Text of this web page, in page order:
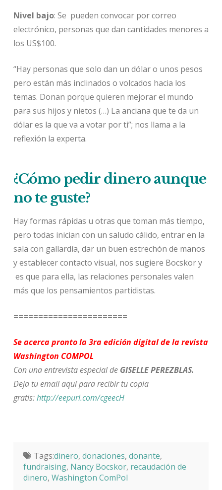
Nivel bajo: Se pueden convocar por correo
electrónico, personas que dan cantidades menores a
los US$100.
“Hay personas que solo dan un dólar o unos pesos
pero están más inclinados o volcados hacia los
temas. Donan porque quieren mejorar el mundo
para sus hijos y nietos (…) La anciana que te da un
dólar es la que va a votar por ti”; nos llama a la
reflexión la experta.
¿Cómo pedir dinero aunque
no te guste?
Hay formas rápidas u otras que toman más tiempo,
pero todas inician con un saludo cálido, entrar en la
sala con gallardía, dar un buen estrechón de manos
y establecer contacto visual, nos sugiere Bocskor y
es que para ella, las relaciones personales valen
más que los pensamientos partidistas.
=======================
Se acerca pronto la 3ra edición digital de la revista
Washington COMPOL
Con una entrevista especial de GISELLE PEREZBLAS.
Deja tu email aquí para recibir tu copia
gratis:http://eepurl.com/cgeecH
Tags:dinero, donaciones, donante,
fundraising, Nancy Bocskor, recaudación de
dinero, Washington ComPol